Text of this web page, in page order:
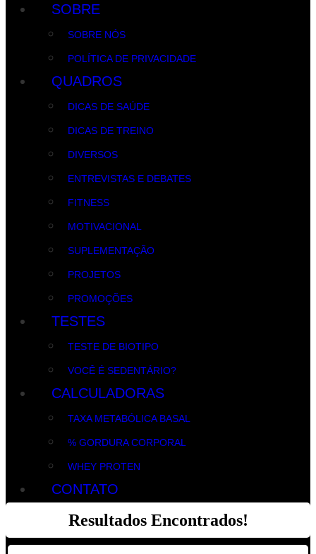
SOBRE
SOBRE NÓS
POLÍTICA DE PRIVACIDADE
QUADROS
DICAS DE SAÚDE
DICAS DE TREINO
DIVERSOS
ENTREVISTAS E DEBATES
FITNESS
MOTIVACIONAL
SUPLEMENTAÇÃO
PROJETOS
PROMOÇÕES
TESTES
TESTE DE BIOTIPO
VOCÊ É SEDENTÁRIO?
CALCULADORAS
TAXA METABÓLICA BASAL
% GORDURA CORPORAL
WHEY PROTEN
CONTATO
Resultados Encontrados!